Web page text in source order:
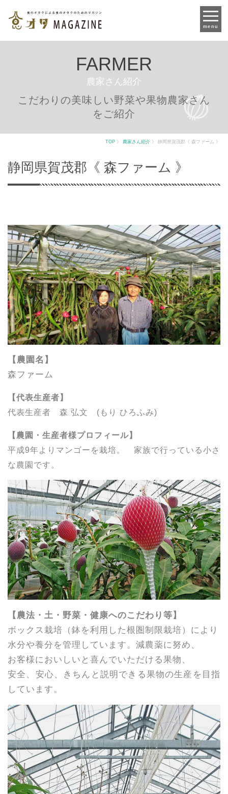
menu
FARMER
農家さん紹介
こだわりの美味しい野菜や果物農家さん
をご紹介
TOP 》 農家さん紹介 》 静岡県賀茂郡《 森ファーム 》
静岡県賀茂郡《 森ファーム 》
【農園名】
森ファーム
【代表生産者】
代表生産者 森 弘文 (もり ひろふみ)
【農園・生産者様プロフィール】
平成9年よりマンゴーを栽培。 家族で行っている小さ
な農園です。
【農法・土・野菜・健康へのこだわり等】
ボックス栽培（鉢を利用した根圏制限栽培）により
水分や養分を管理しています。減農薬に努め、
お客様においしいと喜んでいただける果物、
安全、安心、きちんと説明できる果物の生産を目指
しています。